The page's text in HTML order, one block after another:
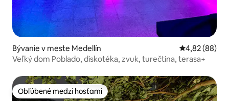
Bývanie v meste Medellín Priemerné
4,82 (88)
Veľký dom Poblado, diskotéka, zvuk, turečtina, terasa+
Obľúbené medzi hosťami
Obľúbené medzi hosťami